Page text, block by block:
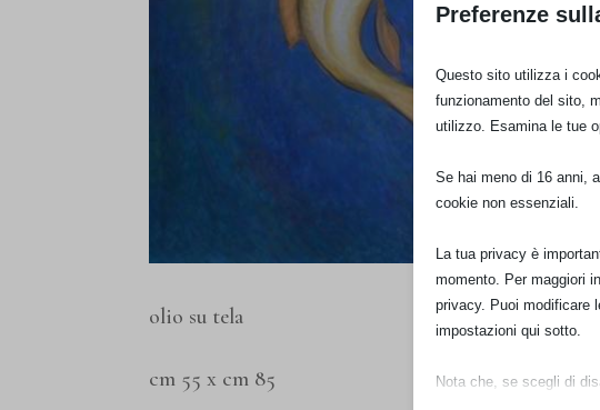
olio su tela
cm 55 x cm 85
Preferenze
Questo sito utilizza i
funzionamento del sito,
utilizzo. Esamina le tue
Se hai meno di 16 anni,
cookie non essenziali.
La tua privacy è
momento. Per maggiori
privacy. Puoi modificare
impostazioni qui sotto.
Nota che, se scegli di